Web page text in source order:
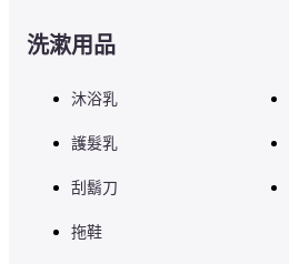
洗漱用品
沐浴乳
護髮乳
刮鬍刀
拖鞋